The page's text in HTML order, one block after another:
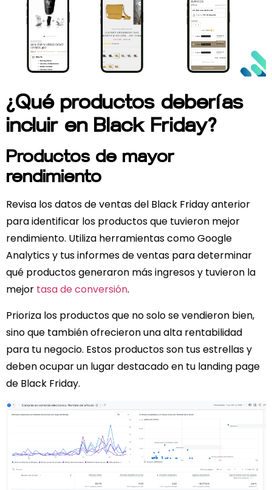
¿Qué productos deberías
incluir en Black Friday?
Productos de mayor
rendimiento
Revisa los datos de ventas del Black Friday anterior
para identificar los productos que tuvieron mejor
rendimiento. Utiliza herramientas como Google
Analytics y tus informes de ventas para determinar
qué productos generaron más ingresos y tuvieron la
mejor tasa de conversión.
Prioriza los productos que no solo se vendieron bien,
sino que también ofrecieron una alta rentabilidad
para tu negocio. Estos productos son tus estrellas y
deben ocupar un lugar destacado en tu landing page
de Black Friday.